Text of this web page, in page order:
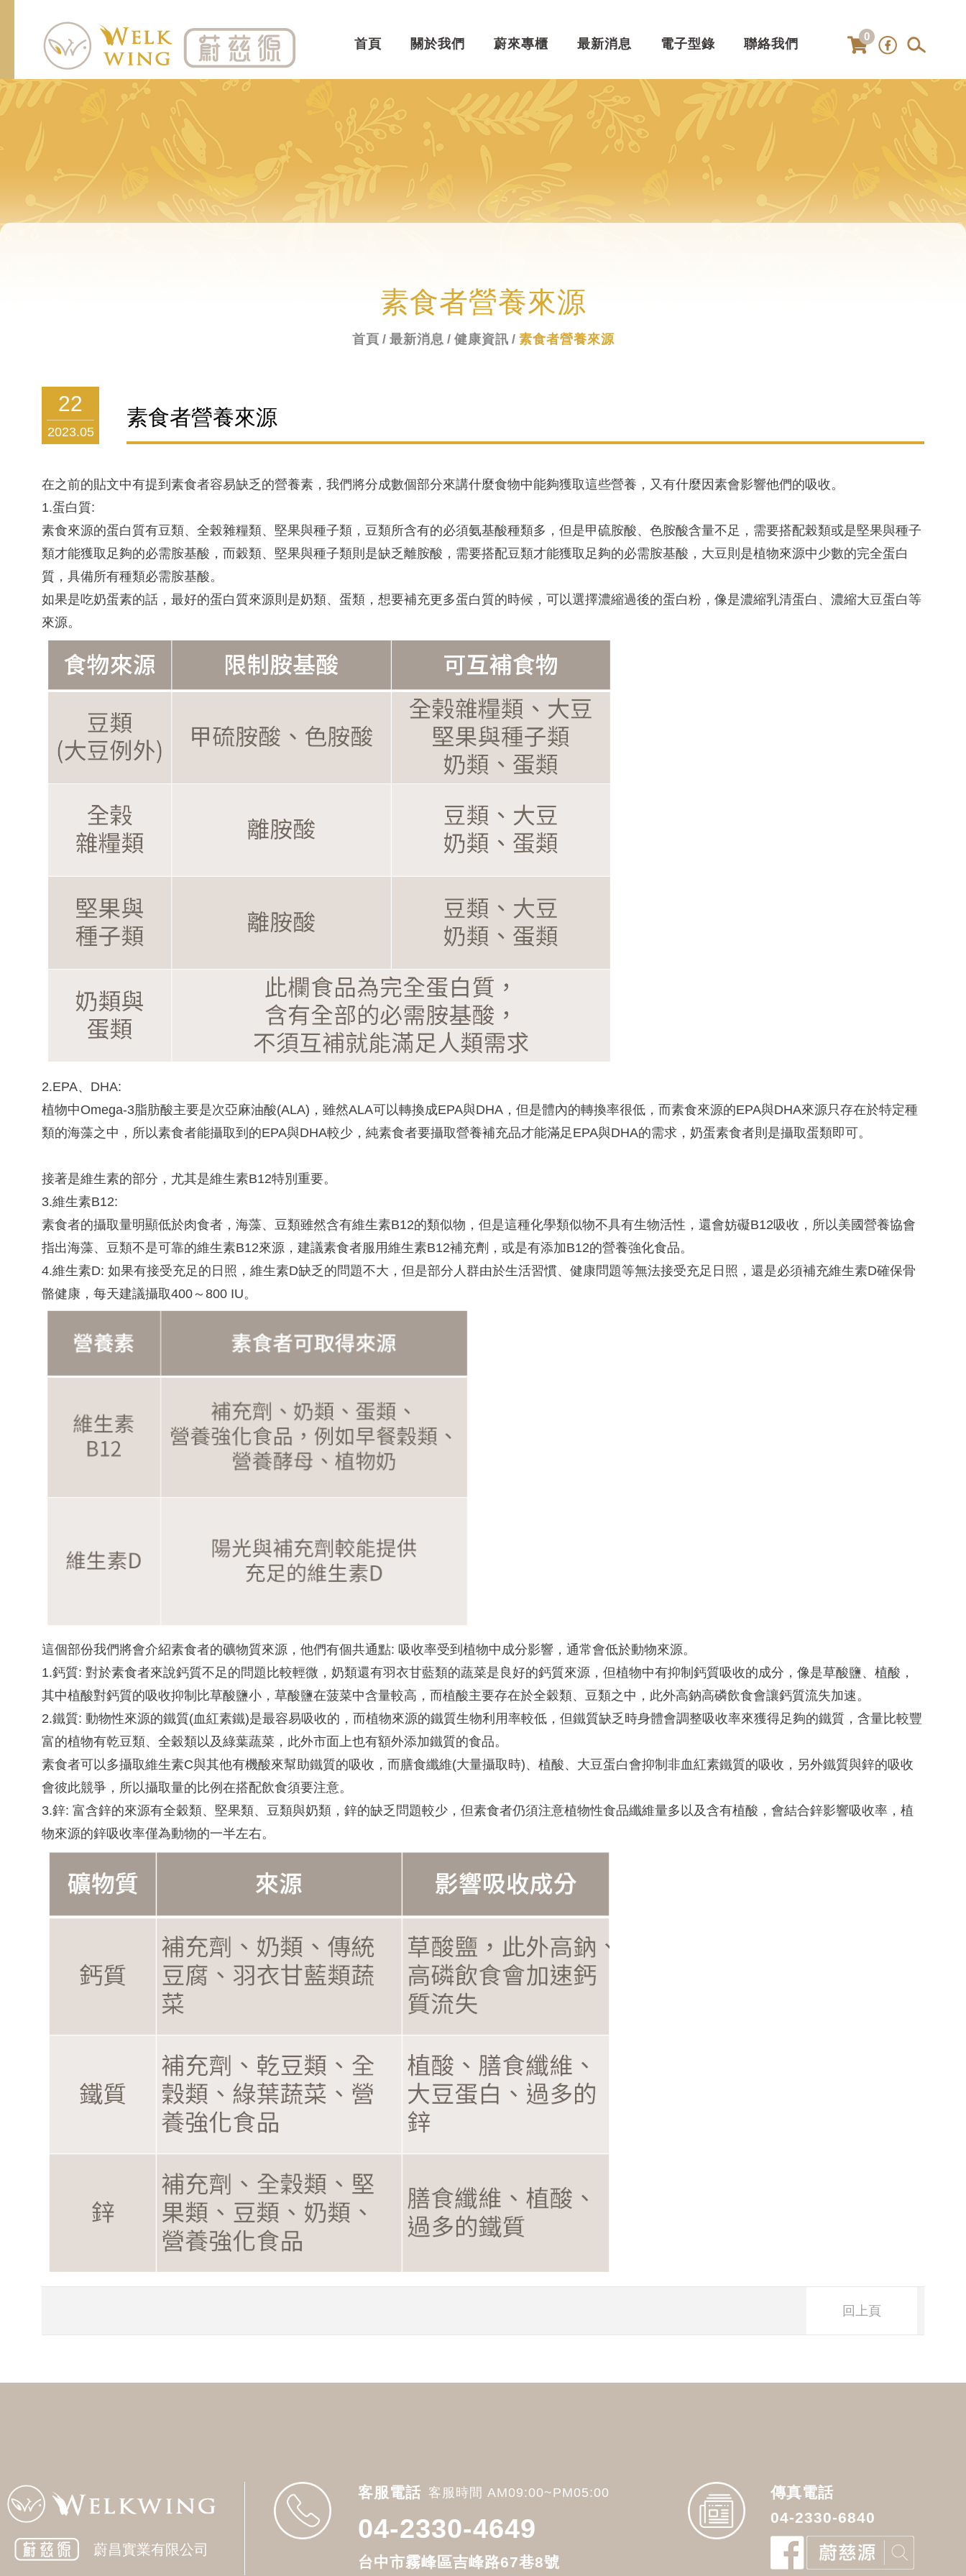
0
首頁 關於我們 蔚來專櫃 最新消息 電子型錄 聯絡我們
素食者營養來源
首頁 最新消息 健康資訊 素食者營養來源
22
2023.05
素食者營養來源
在之前的貼文中有提到素食者容易缺乏的營養素，我們將分成數個部分來講什麼食物中能夠獲取這些營養，又有什麼因素會影響他們的吸收。
1.蛋白質:
素食來源的蛋白質有豆類、全榖雜糧類、堅果與種子類，豆類所含有的必須氨基酸種類多，但是甲硫胺酸、色胺酸含量不足，需要搭配榖類或是堅果與種子
類才能獲取足夠的必需胺基酸，而穀類、堅果與種子類則是缺乏離胺酸，需要搭配豆類才能獲取足夠的必需胺基酸，大豆則是植物來源中少數的完全蛋白
質，具備所有種類必需胺基酸。
如果是吃奶蛋素的話，最好的蛋白質來源則是奶類、蛋類，想要補充更多蛋白質的時候，可以選擇濃縮過後的蛋白粉，像是濃縮乳清蛋白、濃縮大豆蛋白等
來源。
2.EPA、DHA:
植物中Omega-3脂肪酸主要是次亞麻油酸(ALA)，雖然ALA可以轉換成EPA與DHA，但是體內的轉換率很低，而素食來源的EPA與DHA來源只存在於特定種
類的海藻之中，所以素食者能攝取到的EPA與DHA較少，純素食者要攝取營養補充品才能滿足EPA與DHA的需求，奶蛋素食者則是攝取蛋類即可。
接著是維生素的部分，尤其是維生素B12特別重要。
3.維生素B12:
素食者的攝取量明顯低於肉食者，海藻、豆類雖然含有維生素B12的類似物，但是這種化學類似物不具有生物活性，還會妨礙B12吸收，所以美國營養協會
指出海藻、豆類不是可靠的維生素B12來源，建議素食者服用維生素B12補充劑，或是有添加B12的營養強化食品。
4.維生素D: 如果有接受充足的日照，維生素D缺乏的問題不大，但是部分人群由於生活習慣、健康問題等無法接受充足日照，還是必須補充維生素D確保骨
骼健康，每天建議攝取400～800 IU。
這個部份我們將會介紹素食者的礦物質來源，他們有個共通點: 吸收率受到植物中成分影響，通常會低於動物來源。
1.鈣質: 對於素食者來說鈣質不足的問題比較輕微，奶類還有羽衣甘藍類的蔬菜是良好的鈣質來源，但植物中有抑制鈣質吸收的成分，像是草酸鹽、植酸，
其中植酸對鈣質的吸收抑制比草酸鹽小，草酸鹽在菠菜中含量較高，而植酸主要存在於全穀類、豆類之中，此外高鈉高磷飲食會讓鈣質流失加速。
2.鐵質: 動物性來源的鐵質(血紅素鐵)是最容易吸收的，而植物來源的鐵質生物利用率較低，但鐵質缺乏時身體會調整吸收率來獲得足夠的鐵質，含量比較豐
富的植物有乾豆類、全穀類以及綠葉蔬菜，此外市面上也有額外添加鐵質的食品。
素食者可以多攝取維生素C與其他有機酸來幫助鐵質的吸收，而膳食纖維(大量攝取時)、植酸、大豆蛋白會抑制非血紅素鐵質的吸收，另外鐵質與鋅的吸收
會彼此競爭，所以攝取量的比例在搭配飲食須要注意。
3.鋅: 富含鋅的來源有全穀類、堅果類、豆類與奶類，鋅的缺乏問題較少，但素食者仍須注意植物性食品纖維量多以及含有植酸，會結合鋅影響吸收率，植
物來源的鋅吸收率僅為動物的一半左右。
回上頁
蔚昌實業有限公司
客服電話 客服時間 AM09:00~PM05:00
04-2330-4649
台中市霧峰區吉峰路67巷8號
傳真電話
04-2330-6840